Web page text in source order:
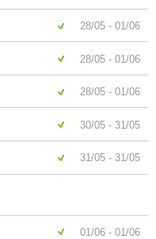
28/05 - 01/06
28/05 - 01/06
28/05 - 01/06
30/05 - 31/05
31/05 - 31/05
01/06 - 01/06